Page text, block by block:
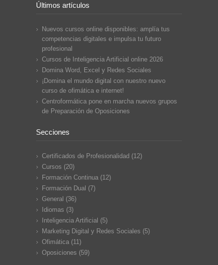
Últimos artículos
Nuevos cursos online disponibles: amplía tus
competencias digitales e impulsa tu futuro
profesional
Cursos de Inteligencia Artificial online 2026
Domina Word, Excel y Redes Sociales
¡Domina el mundo digital con nuestro nuevo
curso de ofimática e internet!
Centroformática pone en marcha nuevos grupos
de Preparación de Oposiciones
Secciones
Certificados de Profesionalidad (12)
Cursos (20)
Formación Continua (12)
Formación Dual (7)
General (36)
Idiomas (3)
Inteligencia Artificial (5)
Marketing Digital y Redes Sociales (5)
Ofimática (11)
Oposiciones (59)